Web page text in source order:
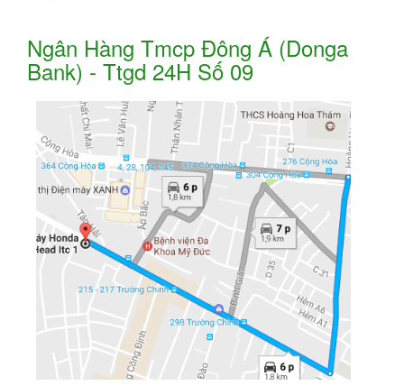
Ngân Hàng Tmcp Đông Á (Donga
Bank) - Ttgd 24H Số 09